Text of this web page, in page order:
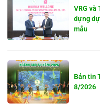
VRG và
dựng
mẫu
Bản tin
8/2026